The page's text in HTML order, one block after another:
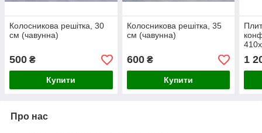
Колосникова решітка, 30
см (чавунна)
500 ₴
Купити
Колосникова решітка, 35
см (чавунна)
600₴
Купити
1
Про нас